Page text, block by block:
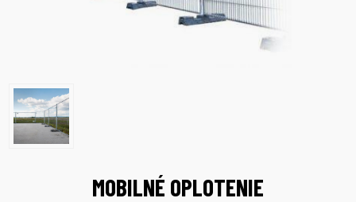
MOBILNÉ OPLOTENIE